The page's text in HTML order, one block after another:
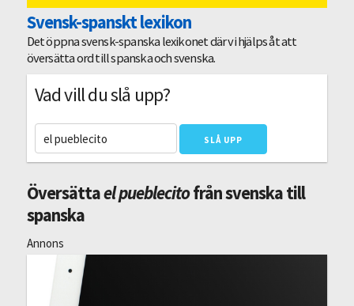
Svensk-spanskt lexikon
Det öppna svensk-spanska lexikonet där vi hjälps åt att
översätta ord till spanska och svenska.
Vad vill du slå upp?
Översättael pueblecitofrån svenska till
spanska
Annons